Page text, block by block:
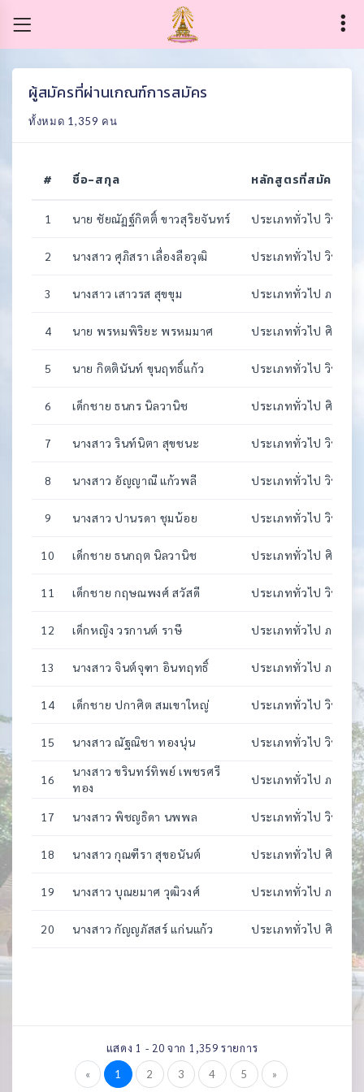
ผู้สมัครที่ผ่านเกณฑ์การสมัคร
ทั้งหมด 1,359 คน
# ชื่อ-สกุล หลักสูตรที่สมัคร
1 นาย ชัยณัฏฐ์กิตติ์ ขาวสุริยจันทร์ ประเภททั่วไป วิทยา
2 นางสาว ศุภิสรา เลื่องลือวุฒิ ประเภททั่วไป วิทยา
3 นางสาว เสาวรส สุขขุม ประเภททั่วไป ภาษา
4 นาย พรหมพิริยะ พรหมมาศ ประเภททั่วไป ศิลป์ -
5 นาย กิตตินันท์ ขุนฤทธิ์แก้ว ประเภททั่วไป วิทยา
6 เด็กชาย ธนกร นิลวานิช ประเภททั่วไป ศิลป์ -
7 นางสาว รินท์นิตา สุขชนะ ประเภททั่วไป วิทยา
8 นางสาว อัญญาณี แก้วพลี ประเภททั่วไป วิทยา
9 นางสาว ปานรดา ชุมน้อย ประเภททั่วไป วิทยา
10 เด็กชาย ธนกฤต นิลวานิช ประเภททั่วไป ศิลป์ -
11 เด็กชาย กฤษณพงศ์ สวัสดี ประเภททั่วไป วิทยา
12 เด็กหญิง วรกานต์ ราษี ประเภททั่วไป ภาษา
13 นางสาว จินต์จุฑา อินทฤทธิ์ ประเภททั่วไป ภาษา
14 เด็กชาย ปกาศิต สมเขาใหญ่ ประเภททั่วไป วิทยา
15 นางสาว ณัฐณิชา ทองนุ่น ประเภททั่วไป วิทยา
16
นางสาว ขรินทร์ทิพย์ เพชรศรี
ทอง
ประเภททั่วไป ภาษา
17 นางสาว พิชญธิดา นพพล ประเภททั่วไป วิทยา
18 นางสาว กุณฑีรา สุขอนันต์ ประเภททั่วไป ศิลป์ -
19 นางสาว บุณยมาศ วุฒิวงศ์ ประเภททั่วไป ภาษา
20 นางสาว กัญญภัสสร์ แก่นแก้ว ประเภททั่วไป ศิลป์ -
แสดง 1 - 20 จาก 1,359 รายการ
« 1 2 3 4 5 »